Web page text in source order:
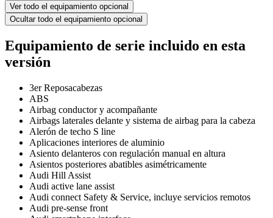
Ver todo el equipamiento opcional
Ocultar todo el equipamiento opcional
Equipamiento de serie incluido en esta
versión
3er Reposacabezas
ABS
Airbag conductor y acompañante
Airbags laterales delante y sistema de airbag para la cabeza
Alerón de techo S line
Aplicaciones interiores de aluminio
Asiento delanteros con regulación manual en altura
Asientos posteriores abatibles asimétricamente
Audi Hill Assist
Audi active lane assist
Audi connect Safety & Service, incluye servicios remotos
Audi pre-sense front